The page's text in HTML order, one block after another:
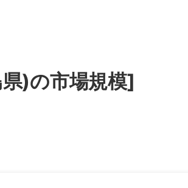
)の市場規模]